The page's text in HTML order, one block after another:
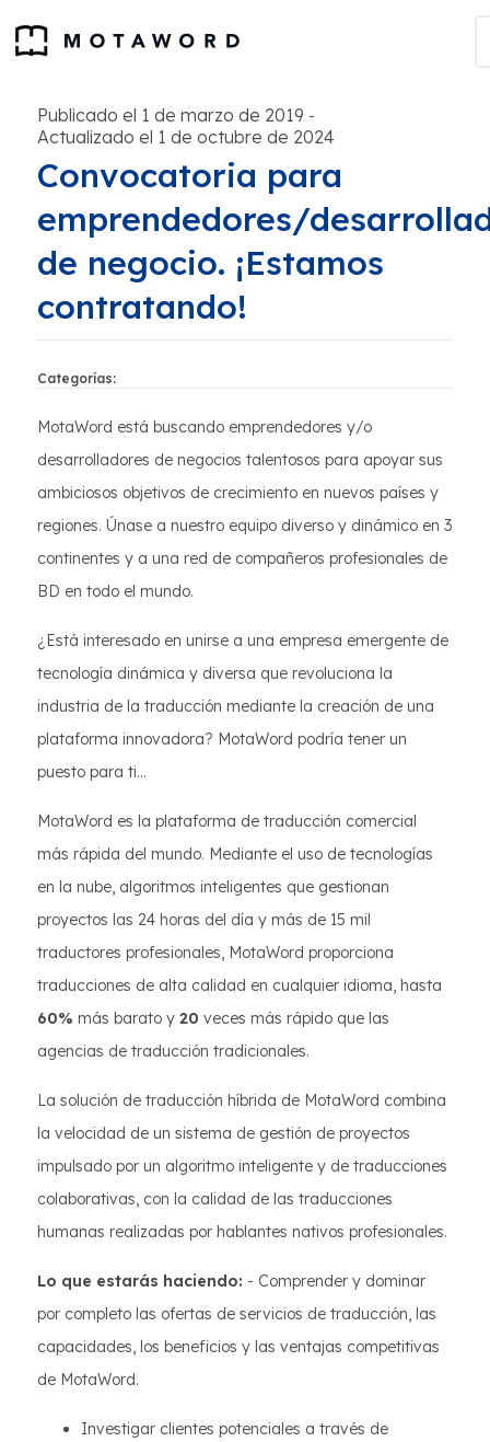
Publicado el 1 de marzo de 2019 -
Actualizado el 1 de octubre de 2024
Convocatoria para
emprendedores/
de negocio. ¡Estamos
contratando!
Categorías:
MotaWord está buscando emprendedores y/o
desarrolladores de negocios talentosos para apoyar sus
ambiciosos objetivos de crecimiento en nuevos países y
regiones. Únase a nuestro equipo diverso y dinámico en 3
continentes y a una red de compañeros profesionales de
BD en todo el mundo.
¿Está interesado en unirse a una empresa emergente de
tecnología dinámica y diversa que revoluciona la
industria de la traducción mediante la creación de una
plataforma innovadora? MotaWord podría tener un
puesto para ti...
MotaWord es la plataforma de traducción comercial
más rápida del mundo. Mediante el uso de tecnologías
en la nube, algoritmos inteligentes que gestionan
proyectos las 24 horas del día y más de 15 mil
traductores profesionales, MotaWord proporciona
traducciones de alta calidad en cualquier idioma, hasta
60% más barato y 20 veces más rápido que las
agencias de traducción tradicionales.
La solución de traducción híbrida de MotaWord combina
la velocidad de un sistema de gestión de proyectos
impulsado por un algoritmo inteligente y de traducciones
colaborativas, con la calidad de las traducciones
humanas realizadas por hablantes nativos profesionales.
Lo que estarás haciendo: - Comprender y dominar
por completo las ofertas de servicios de traducción, las
capacidades, los beneficios y las ventajas competitivas
de MotaWord.
Investigar clientes potenciales a través de